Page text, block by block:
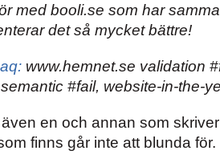
med booli.se som har
det så mycket bättre!
www.hemnet.se validation
#fail, website-in-the-
en och annan som
finns går inte att blunda för.